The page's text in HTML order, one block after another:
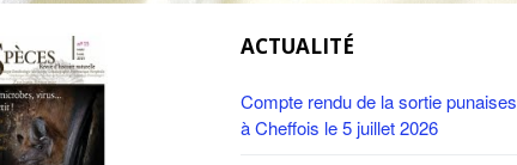
ACTUALITÉ
Compte rendu de la sortie punaises
à Cheffois le 5 juillet 2026